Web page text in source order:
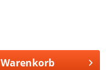
Warenkorb